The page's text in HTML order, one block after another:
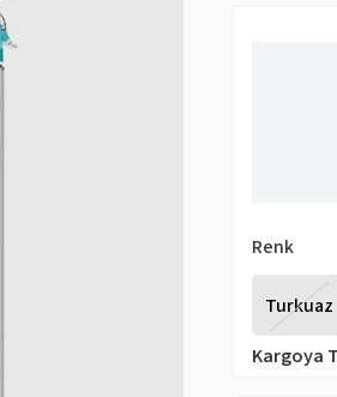
Renk
Turkuaz
Kargoya